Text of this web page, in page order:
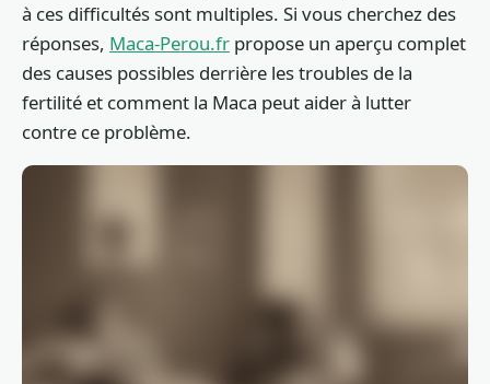
à ces difficultés sont multiples. Si vous cherchez des
réponses, Maca-Perou.fr propose un aperçu complet
des causes possibles derrière les troubles de la
fertilité et comment la Maca peut aider à lutter
contre ce problème.